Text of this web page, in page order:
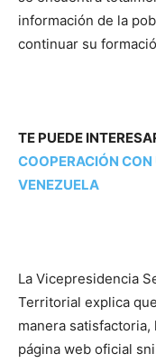
información de la
continuar su
TE PUEDE
COOPERACIÓN
VENEZUELA
La Vicepresidencia
Territorial explica
manera
página web oficial